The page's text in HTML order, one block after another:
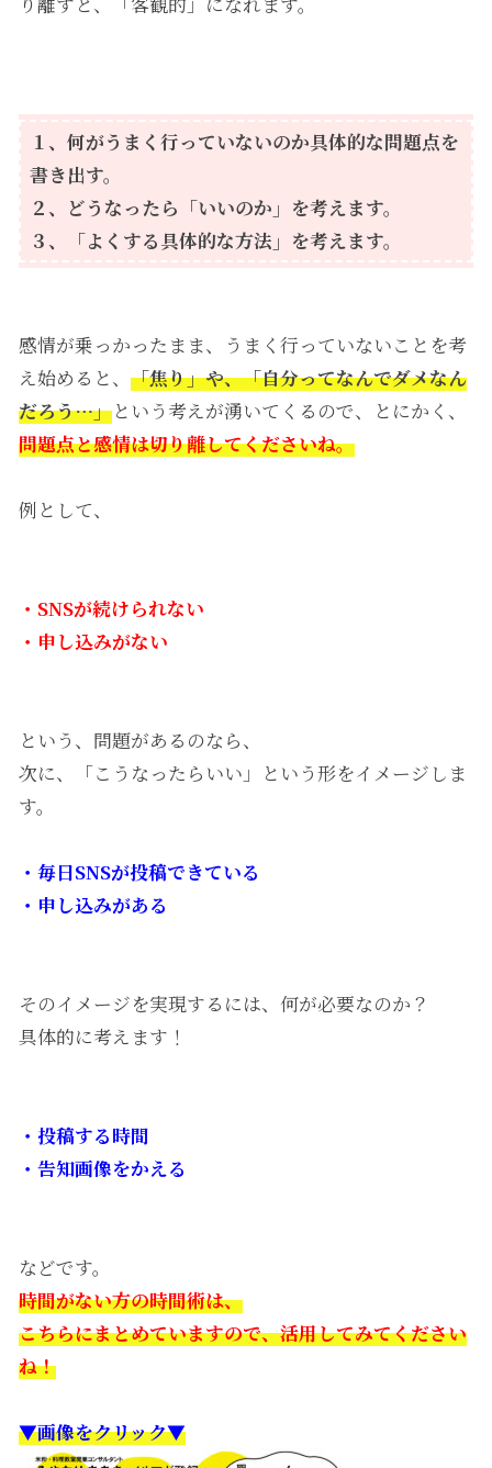
１、何がうまく行っていないのか具体的な問題点を
書き出す。
２、どうなったら「いいのか」を考えます。
３、「よくする具体的な方法」を考えます。
感情が乗っかったまま、うまく行っていないことを考
え始めると、 「焦り」や、「自分ってなんでダメなん
だろう…」という考えが湧いてくるので、とにかく、
問題点と感情は切り離してくださいね。
例として、
・SNSが続けられない
・申し込みがない
という、問題があるのなら、
次に、「こうなったらいい」という形をイメージしま
す。
・毎日SNSが投稿できている
・申し込みがある
そのイメージを実現するには、何が必要なのか？
具体的に考えます！
・投稿する時間
・告知画像をかえる
などです。
時間がない方の時間術は、
こちらにまとめていますので、活用してみてください
ね！
▼画像をクリック▼